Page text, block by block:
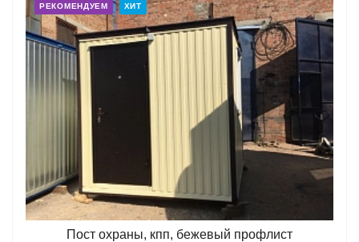
РЕКОМЕНДУЕМ ХИТ
Пост охраны, кпп, бежевый профлист